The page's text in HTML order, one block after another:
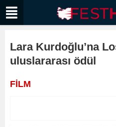
Lara Kurdoğlu’na
uluslararası ödül
FİLM